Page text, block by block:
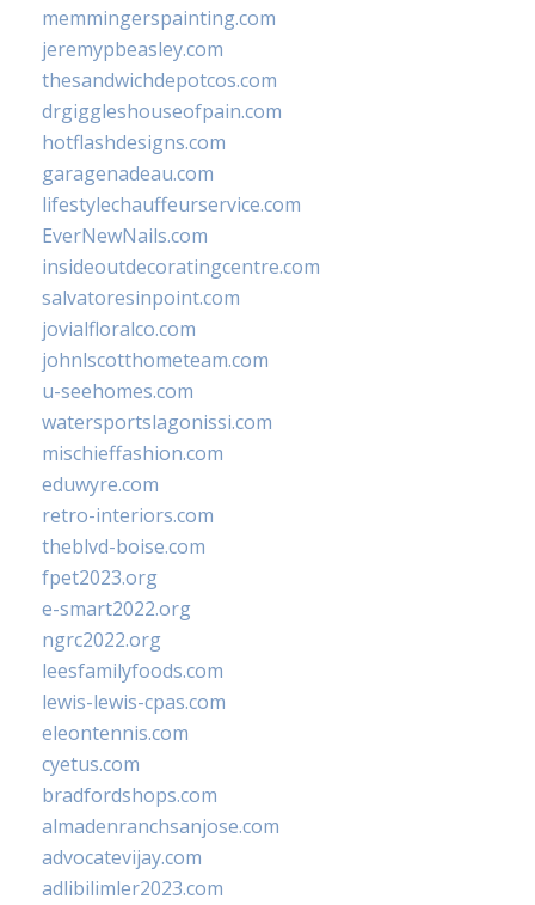
memmingerspainting.com
jeremypbeasley.com
thesandwichdepotcos.com
drgiggleshouseofpain.com
hotflashdesigns.com
garagenadeau.com
lifestylechauffeurservice.com
EverNewNails.com
insideoutdecoratingcentre.com
salvatoresinpoint.com
jovialfloralco.com
johnlscotthometeam.com
u-seehomes.com
watersportslagonissi.com
mischieffashion.com
eduwyre.com
retro-interiors.com
theblvd-boise.com
fpet2023.org
e-smart2022.org
ngrc2022.org
leesfamilyfoods.com
lewis-lewis-cpas.com
eleontennis.com
cyetus.com
bradfordshops.com
almadenranchsanjose.com
advocatevijay.com
adlibilimler2023.com